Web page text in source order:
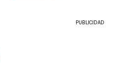
PUBLICIDAD